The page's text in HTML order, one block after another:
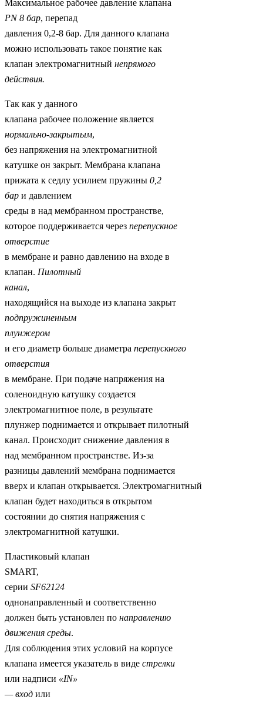
Максимальное рабочее давление клапана
PN8 бар, перепад
давления 0,2-8 бар. Для данного клапана
можно использовать такое понятие как
клапан электромагнитный непрямого
действия.
Так как у данного
клапана рабочее положение является
нормально-закрытым,
без напряжения на электромагнитной
катушке он закрыт. Мембрана клапана
прижата к седлу усилием пружины 0,2
бар и давлением
среды в над мембранном пространстве,
которое поддерживается через перепускное
отверстие
в мембране и равно давлению на входе в
клапан. Пилотный
канал,
находящийся на выходе из клапана закрыт
подпружиненным
плунжером
и его диаметр больше диаметра перепускного
отверстия
в мембране. При подаче напряжения на
соленоидную катушку создается
электромагнитное поле, в результате
плунжер поднимается и открывает пилотный
канал. Происходит снижение давления в
над мембранном пространстве. Из-за
разницы давлений мембрана поднимается
вверх и клапан открывается. Электромагнитный
клапан будет находиться в открытом
состоянии до снятия напряжения с
электромагнитной катушки.
Пластиковый клапан
SMART,
серии SF62124
однонаправленный и соответственно
должен быть установлен по направлению
движения среды.
Для соблюдения этих условий на корпусе
клапана имеется указатель в виде стрелки
или надписи «IN»
— вход или